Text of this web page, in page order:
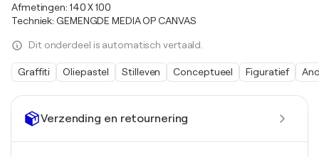
Verzending en retournering
Afmetingen: 140 X 100
Techniek: GEMENGDE MEDIA OP CANVAS
Dit onderdeel is automatisch vertaald.
Graffiti Oliepastel Stilleven Conceptueel Figuratief